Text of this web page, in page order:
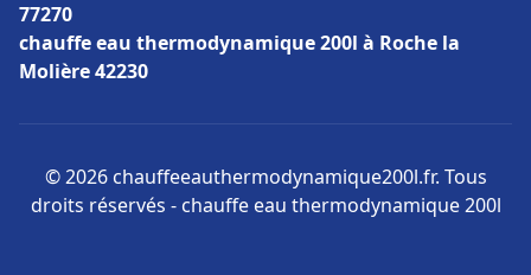
77270
chauffe eau thermodynamique 200l à Roche la
Molière 42230
© 2026 chauffeeauthermodynamique200l.fr. Tous
droits réservés - chauffe eau thermodynamique 200l